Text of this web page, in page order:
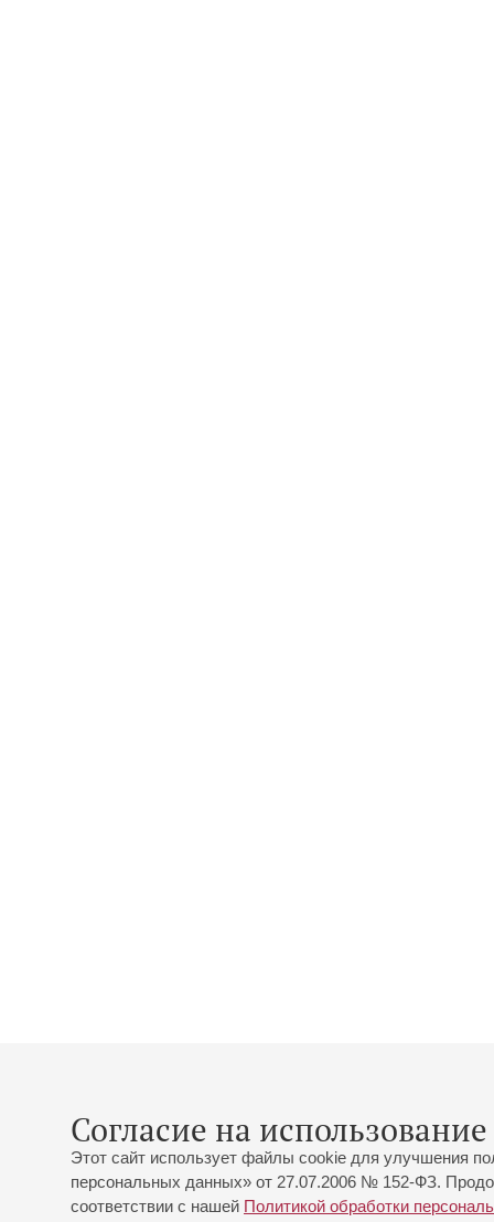
Согласие на
Этот сайт использует файлы cookie для улучшения
персональных данных» от 27.07.2006 № 152-ФЗ.
соответствии с нашей Политикой обработки